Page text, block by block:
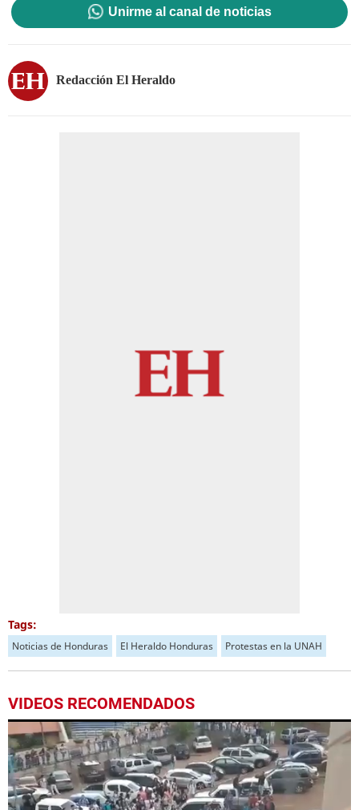
Unirme al canal de noticias
Redacción El Heraldo
Tags:
Noticias de Honduras El Heraldo Honduras Protestas en la UNAH
VIDEOS RECOMENDADOS